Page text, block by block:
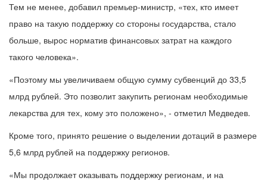
Тем не менее, добавил премьер-министр, «тех, кто имеет
право на такую поддержку со стороны государства, стало
больше, вырос норматив финансовых затрат на каждого
такого человека».
«Поэтому мы увеличиваем общую сумму субвенций до 33,5
млрд рублей. Это позволит закупить регионам необходимые
лекарства для тех, кому это положено», - отметил Медведев.
Кроме того, принято решение о выделении дотаций в размере
5,6 млрд рублей на поддержку регионов.
«Мы продолжает оказывать поддержку регионам, и на